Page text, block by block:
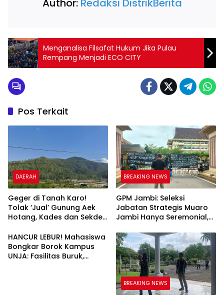
Author: Redaksi DistrikBerita
Menganalisa Filsafat Hukum Jika Pulau
Rempang Menjadi ECO CITY
Pos Terkait
DAERAH
Geger di Tanah Karo!
Tolak ‘Jual’ Gunung Aek
Hotang, Kades dan Sekdes
Dipenjarakan?
BREAKING NEWS
GPM Jambi: Seleksi
Jabatan Strategis Muaro
Jambi Hanya Seremonial,
Politik!
HANCUR LEBUR! Mahasiswa
Bongkar Borok Kampus
UNJA: Fasilitas Buruk,
BREAKING NEWS